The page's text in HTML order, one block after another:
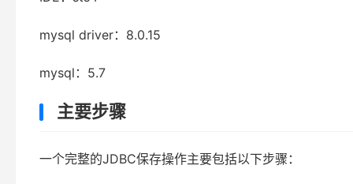
mysql driver：8.0.15
mysql：5.7
主要步骤
一个完整的JDBC保存操作主要包括以下步骤：